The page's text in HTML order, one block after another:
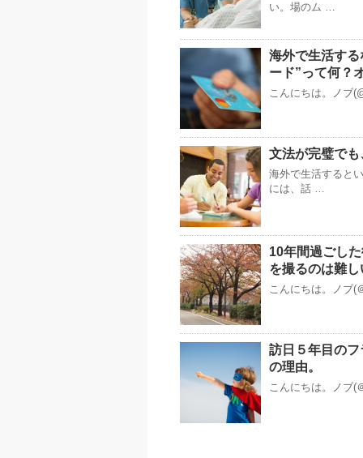
い。場のム …
海外で生活す
ード”って何？
こんにちは。ノブ
文法が完璧で
海外で生活すると
には、話 …
10年間過ごし
を撮るのは難
こんにちは。ノブ(
訪日５年目の
の理由。
こんにちは。ノブ(